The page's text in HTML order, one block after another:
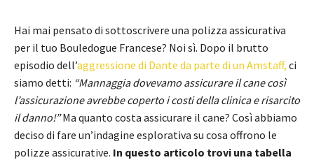
Hai mai pensato di sottoscrivere una polizza assicurativa
per il tuo Bouledogue Francese? Noi sì. Dopo il brutto
episodio dell’aggressione di Dante da parte di un Amstaff, ci
siamo detti: “Mannaggia dovevamo assicurare il cane così
l’assicurazione avrebbe coperto i costi della clinica e risarcito
il danno!”Ma quanto costa assicurare il cane? Così abbiamo
deciso di fare un’indagine esplorativa su cosa offrono le
polizze assicurative. In questo articolo trovi una tabella